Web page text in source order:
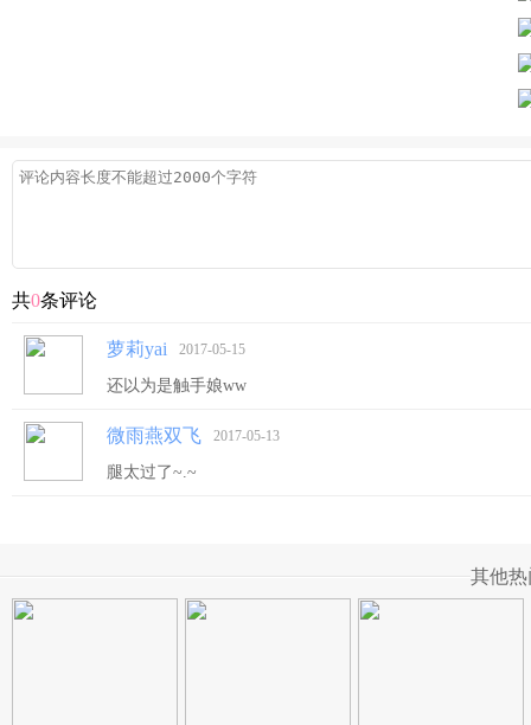
共0条评论
萝莉yai 2017-05-15
还以为是触手娘ww
微雨燕双飞 2017-05-13
腿太过了~.~
其他